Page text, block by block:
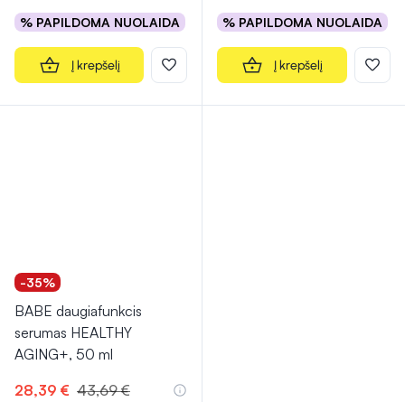
% PAPILDOMA NUOLAIDA
Į krepšelį
% PAPILDOMA NUOLAIDA
Į krepšelį
-35%
BABE daugiafunkcis
serumas HEALTHY
AGING+, 50 ml
28,39 € 43,69 €